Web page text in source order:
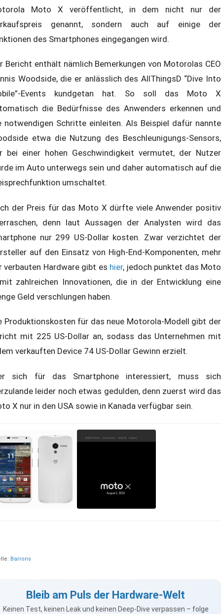
Moto X veröffentlicht, in dem nicht nur der
genannt, sondern auch auf einige der
des Smartphones eingegangen wird.
Bericht enthält nämlich Bemerkungen von Motorolas CEO
Woodside, die er anlässlich des AllThingsD “Dive Into
Events kundgetan hat. So soll das Moto X
die Bedürfnisse des Anwenders erkennen und
notwendigen Schritte einleiten. Als Beispiel dafür nannte
etwa die Nutzung des Beschleunigungs-Sensors,
bei einer hohen Geschwindigkeit vermutet, der Nutzer
im Auto unterwegs sein und daher automatisch auf die
umschaltet.
der Preis für das Moto X dürfte viele Anwender positiv
denn laut Aussagen der Analysten wird das
nur 299 US-Dollar kosten. Zwar verzichtet der
auf den Einsatz von High-End-Komponenten, mehr
verbauten Hardware gibt es hier, jedoch punktet das Moto
zahlreichen Innovationen, die in der Entwicklung eine
Geld verschlungen haben.
Produktionskosten für das neue Motorola-Modell gibt der
mit 225 US-Dollar an, sodass das Unternehmen mit
verkauften Device 74 US-Dollar Gewinn erzielt.
sich für das Smartphone interessiert, muss sich
leider noch etwas gedulden, denn zuerst wird das
X nur in den USA sowie in Kanada verfügbar sein.
Barrons
Bleib am Puls der Hardware-Welt
Keinen Test, keinen Leak und keinen Deep-Dive verpassen – folge